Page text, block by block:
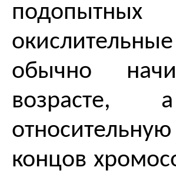
обычно
возрасте,
концов